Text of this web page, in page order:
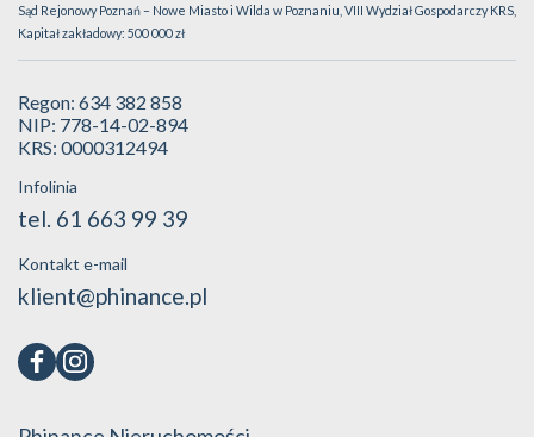
Sąd Rejonowy Poznań – Nowe Miasto i Wilda w Poznaniu, VIII Wydział Gospodarczy KRS,
Kapitał zakładowy: 500 000 zł
Regon: 634 382 858
NIP: 778-14-02-894
KRS: 0000312494
Infolinia
tel. 61 663 99 39
Kontakt e-mail
klient@phinance.pl